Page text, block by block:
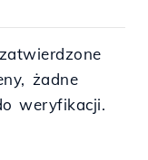
zatwierdzone
żadne
weryfikacji.